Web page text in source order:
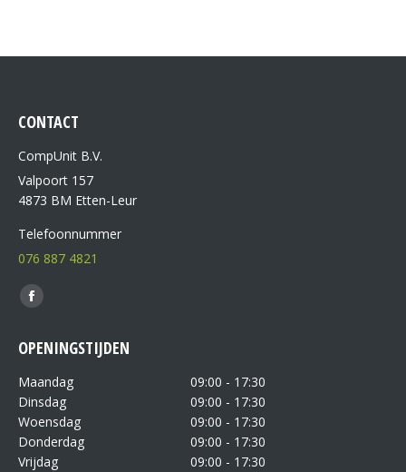
CONTACT
CompUnit B.V.
Valpoort 157
4873 BM Etten-Leur
Telefoonnummer
076 887 4821
Vind ons op:
OPENINGSTIJDEN
Maandag
09:00 - 17:30
Dinsdag
09:00 - 17:30
Woensdag
09:00 - 17:30
Donderdag
09:00 - 17:30
Vrijdag
09:00 - 17:30